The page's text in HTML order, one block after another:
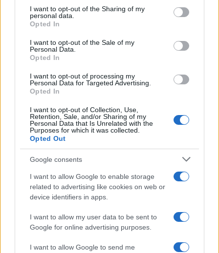
not limited to your visit or usage behaviour. You may click to
grant or deny consent to Google and its third-party tags to
use your data for below specified purposes in below Google
consent section.
I want to opt-out of the Sharing of my
personal data.
Opted In
I want to opt-out of the Sale of my
Personal Data.
Opted In
I want to opt-out of processing my
Personal Data for Targeted Advertising.
Opted In
I want to opt-out of Collection, Use,
Retention, Sale, and/or Sharing of my
Personal Data that Is Unrelated with the
Purposes for which it was collected.
Opted Out
Google consents
I want to allow Google to enable storage
related to advertising like cookies on web or
device identifiers in apps.
I want to allow my user data to be sent to
Google for online advertising purposes.
I want to allow Google to send me
1863 Arany Dániel matematikus
1890 Dálnoki Miklós Béla katonatiszt, politikus, 1944–45-
ben az Ideiglenes Nemzeti Kormány elnöke
1913 Perczel Erzsébet textiltervező, érdemes művész
1913 Szécsi Ferenc színész, rendező, érdemes művész
1920 Yul Brynner Oscar-díjas orosz származású amerikai
színész
1920 Király Tibor Széchenyi-díjas jogtudós, akadémikus
1925 Lukács József Kossuth-díjas villamosmérnök,
akadémikus